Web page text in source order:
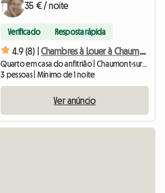
35 € / noite
Verificado Resposta rápida
4.9 (8) | Chambres à Louer à Chaumont Sur Tharonne
Quarto em casa do anfitrião | Chaumont-sur-Tharonne (41600) | 13 M2
3 pessoas | Mínimo de 1 noite
Ver anúncio